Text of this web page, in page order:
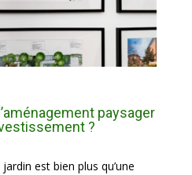
paysager
?
est bien plus qu’une